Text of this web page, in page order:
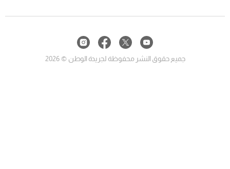
جميع حقوق النشر محفوظة لجريدة الوطن © 2026